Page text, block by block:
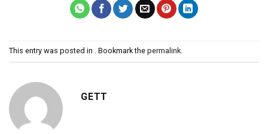
This entry was posted in . Bookmark the permalink.
GETT